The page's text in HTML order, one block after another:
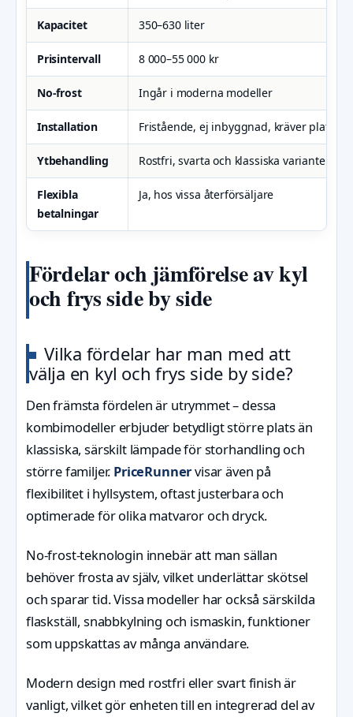
Kapacitet 350–630 liter
Prisintervall 8 000–55 000 kr
No-frost Ingår i moderna modeller
Installation Fristående, ej inbyggnad, kräver plats
Ytbehandling Rostfri, svarta och klassiska varianter
Flexibla
betalningar
Ja, hos vissa återförsäljare
Fördelar och jämförelse av kyl
och frys side by side
Vilka fördelar har man med att
välja en kyl och frys side by side?
Den främsta fördelen är utrymmet – dessa
kombimodeller erbjuder betydligt större plats än
klassiska, särskilt lämpade för storhandling och
större familjer. PriceRunnervisar även på
flexibilitet i hyllsystem, oftast justerbara och
optimerade för olika matvaror och dryck.
No-frost-teknologin innebär att man sällan
behöver frosta av själv, vilket underlättar skötsel
och sparar tid. Vissa modeller har också särskilda
flaskställ, snabbkylning och ismaskin, funktioner
som uppskattas av många användare.
Modern design med rostfri eller svart finish är
vanligt, vilket gör enheten till en integrerad del av